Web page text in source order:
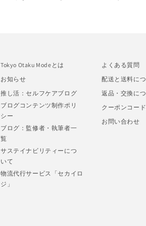
Tokyo Otaku Modeとは
お知らせ
推し活：セルフケアブログ
ブログコンテンツ制作ポリ
シー
ブログ：監修者・執筆者一
覧
サステイナビリティーにつ
いて
物流代行サービス「セカイロ
ジ」
よくある質問
配送と送料に
返品・交換に
クーポンコー
お問い合わせ